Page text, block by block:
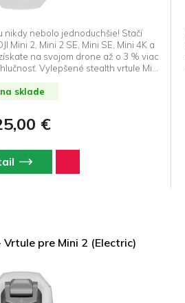
nikdy nebolo jednoduchšie! Stačí
Mini 2, Mini 2 SE, Mini SE, Mini 4K a
na svojom drone až o 3 % viac
Vylepšené stealth vrtule Mini
odolnosť a viditeľnosť spolu s
vlastnosťami. DroneRepublic.sk je
na sklade
€
pre Mini 2 (Electric)